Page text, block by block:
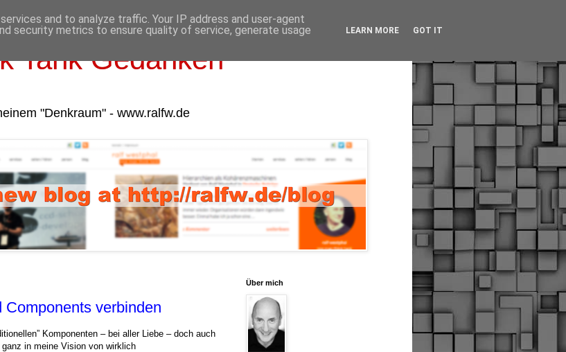
Tank Gedanken
"Denkraum" - www.ralfw.de
verbinden
Komponenten – bei aller Liebe – doch auch
in meine Vision von wirklich
Über mich
and to analyze traffic. Your IP address and user-agent
security metrics to ensure quality of service, generate usage
LEARN MORE GOT IT